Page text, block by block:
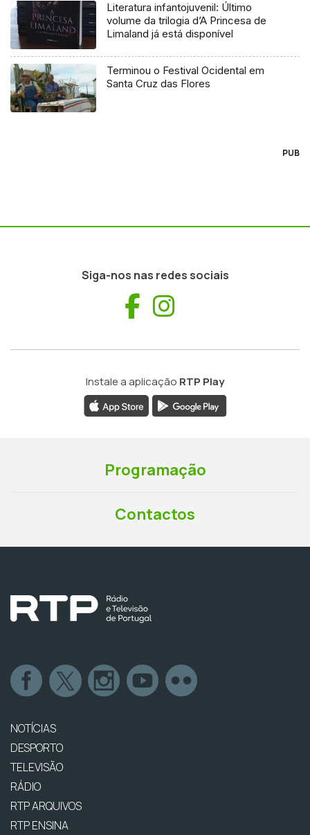
Literatura infantojuvenil: Último
volume da trilogia d’A Princesa de
Limaland já está disponível
Terminou o Festival Ocidental em
Santa Cruz das Flores
PUB
Siga-nos nas redes sociais
Facebook
Instale a aplicação RTP Play
Programação
Contactos
NOTÍCIAS
DESPORTO
TELEVISÃO
RÁDIO
RTP ARQUIVOS
RTP ENSINA